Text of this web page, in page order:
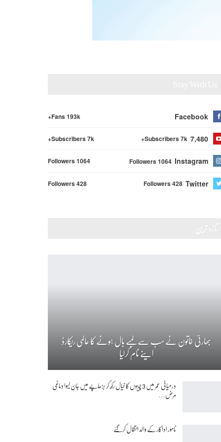
Facebook
Fans 193k+
7,480
Subscribers 7k+
Subscribers 7k+
Instagram
Followers 1064
Followers 1064
Twitter
Followers 428
Followers 428
بھارتی خاتون نے سب سے لمبے بال ہونے کا عالمی ریکارڈ
اپنے نام کرلیا
درمیانی عمر میں 3 چیزوں کا خیال رکھ کر بڑھاپے میں جان لیوا دماغی
مرض…
نامور اداکار کے والد انتقال کرگئے